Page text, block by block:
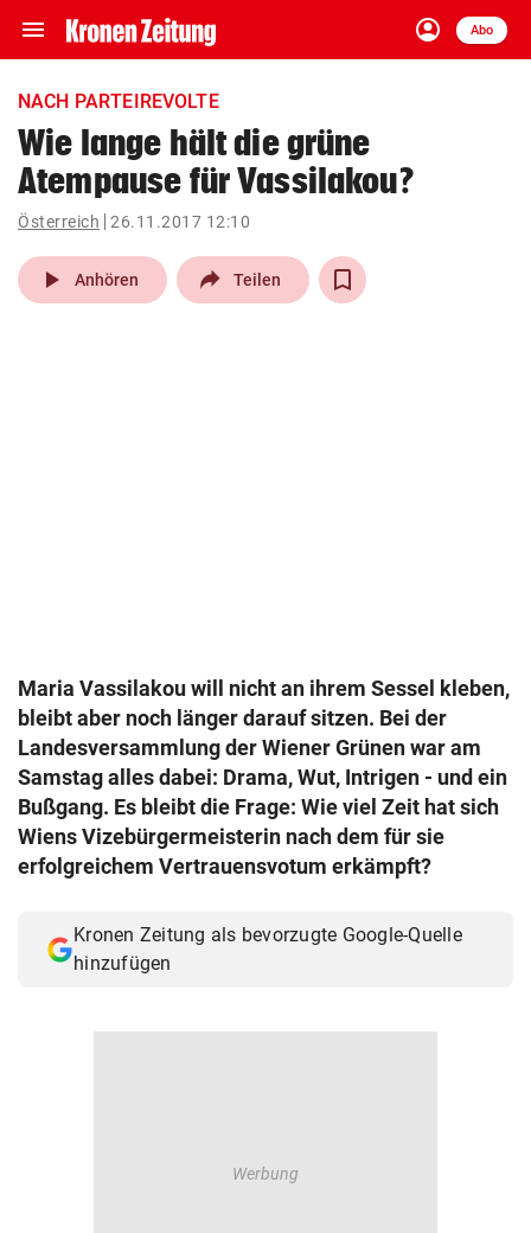
menu Navigation
ein-/ausklappen
account_circle
Anmelden
Abo
close Schließen
account_circle Anmelden
arrow_right
pin_drop
Wien arrow_right
NACH PARTEIREVOLTE
Wie lange hält die grüne
Atempause für Vassilakou?
Österreich 26.11.2017 12:10
play_arrow Anhören Teilen
Maria Vassilakou will nicht an ihrem Sessel kleben,
bleibt aber noch länger darauf sitzen. Bei der
Landesversammlung der Wiener Grünen war am
Samstag alles dabei: Drama, Wut, Intrigen - und ein
Bußgang. Es bleibt die Frage: Wie viel Zeit hat sich
Wiens Vizebürgermeisterin nach dem für sie
erfolgreichem Vertrauensvotum erkämpft?
Kronen Zeitung als bevorzugte Google-Quelle
hinzufügen